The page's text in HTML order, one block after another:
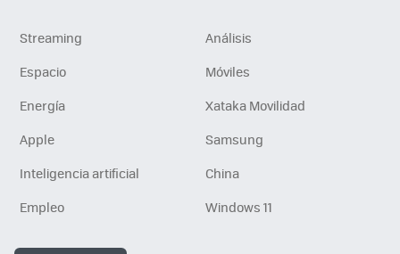
Streaming
Análisis
Espacio
Móviles
Energía
Xataka Movilidad
Apple
Samsung
Inteligencia artificial
China
Empleo
Windows 11